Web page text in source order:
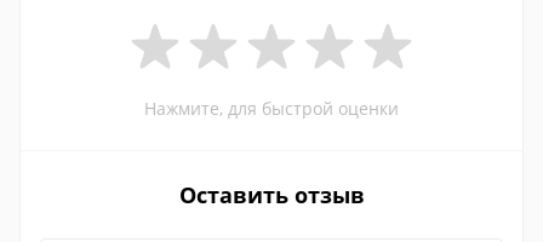
Нажмите, для быстрой оценки
Оставить отзыв